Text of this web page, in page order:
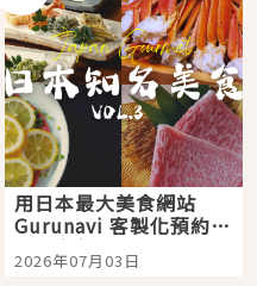
用日本最大美食網站
Gurunavi 客製化預約九
大都市餐廳，打造專屬
美食體驗！
2026年07月03日